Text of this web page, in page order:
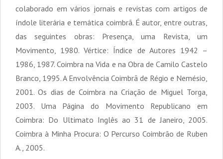
colaborado em vários jornais e revistas com artigos de
índole literária e temática coimbrã. É autor, entre outras,
das seguintes obras: Presença, uma Revista, um
Movimento, 1980. Vértice: Índice de Autores 1942 –
1986, 1987. Coimbra na Vida e na Obra de Camilo Castelo
Branco, 1995. A Envolvência Coimbrã de Régio e Nemésio,
2001. Os dias de Coimbra na Criação de Miguel Torga,
2003. Uma Página do Movimento Republicano em
Coimbra: Do Ultimato Inglês ao 31 de Janeiro, 2005.
Coimbra à Minha Procura: O Percurso Coimbrão de Ruben
A., 2005.